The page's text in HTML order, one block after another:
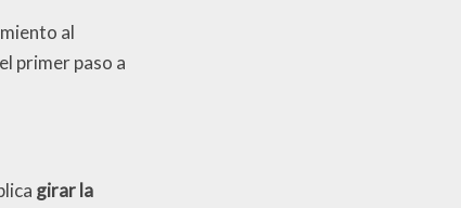
al
primer paso a
girar la